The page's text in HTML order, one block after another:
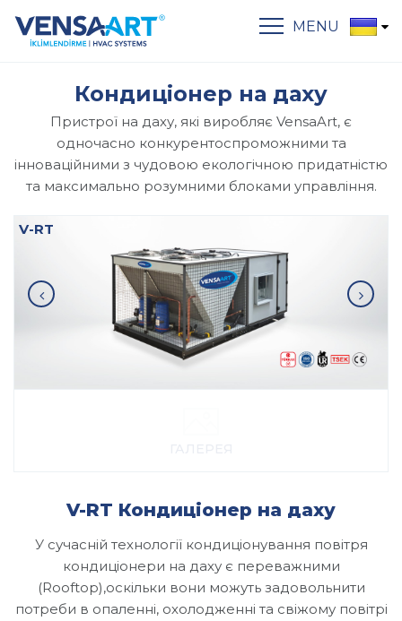
MENU
Кондиціонер на даху
Пристрої на даху, які виробляє VensaArt, є
одночасно конкурентоспроможними та
інноваційними з чудовою екологічною придатністю
та максимально розумними блоками управління.
V-RT
V-RT Кондиціонер на даху
У сучасній технології кондиціонування повітря
кондиціонери на даху є переважними
(Rooftop),оскільки вони можуть задовольнити
потреби в опаленні, охолодженні та свіжому повітрі